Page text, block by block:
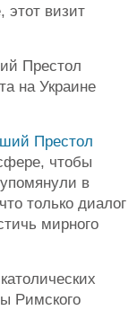
этот визит
Престол
на Украине
Престол
чтобы
в
только диалог
мирного
Римского